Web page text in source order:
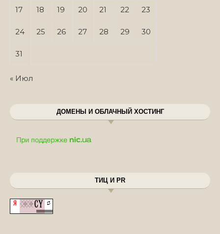
17 18 19 20 21 22 23
24 25 26 27 28 29 30
31
« Июл
ДОМЕНЫ И ОБЛАЧНЫЙ ХОСТИНГ
ТИЦ И PR